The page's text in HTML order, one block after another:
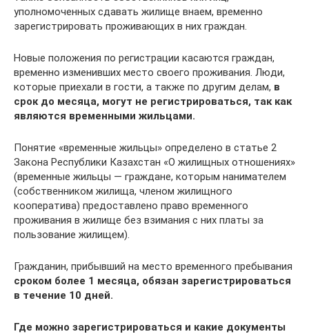
уполномоченных сдавать жилище внаем, временно
зарегистрировать проживающих в них граждан.
Новые положения по регистрации касаются граждан,
временно изменивших место своего проживания. Люди,
которые приехали в гости, а также по другим делам, в
срок до месяца, могут не регистрироваться, так как
являются временными жильцами​.
Понятие «временные жильцы» определено в статье 2
Закона Республики Казахстан «О жилищных отношениях»
(временные жильцы — граждане, которым нанимателем
(собственником жилища, членом жилищного
кооператива) предоставлено право временного
проживания в жилище без взимания с них платы за
пользование жилищем).
Гражданин, прибывший на место временного пребывания
сроком более 1 месяца, обязан зарегистрироваться
в течение 10 дней.
Где можно зарегистрироваться и какие документы